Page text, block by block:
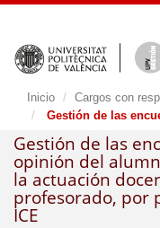
Inicio
Cargos con
Gestión de las
Gestión de las
opinión del
la actuación
profesorado, por
ICE